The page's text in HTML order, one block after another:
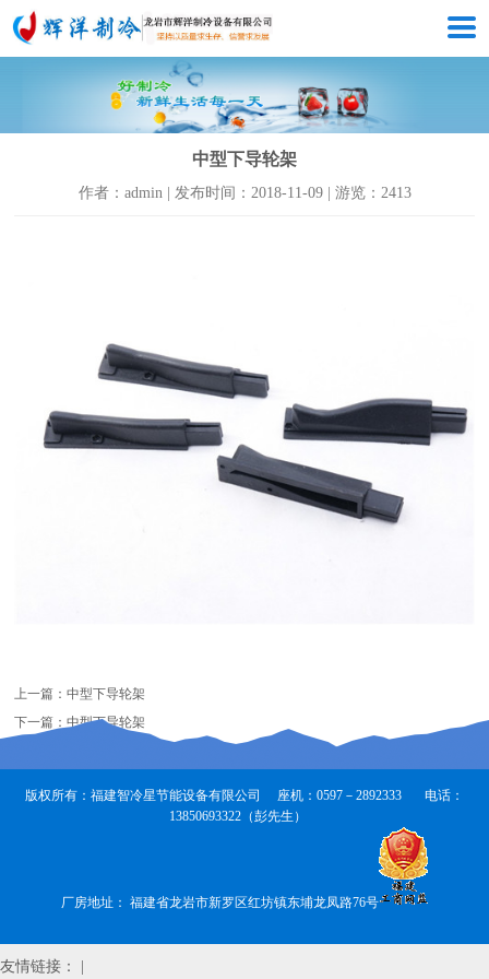
中型下导轮架
作者：admin | 发布时间：2018-11-09 | 游览：2413
上一篇：中型下导轮架
下一篇：中型下导轮架
版权所有：福建智冷星节能设备有限公司 座机：0597－2892333 电话：
13850693322（彭先生）
厂房地址： 福建省龙岩市新罗区红坊镇东埔龙凤路76号
友情链接： |